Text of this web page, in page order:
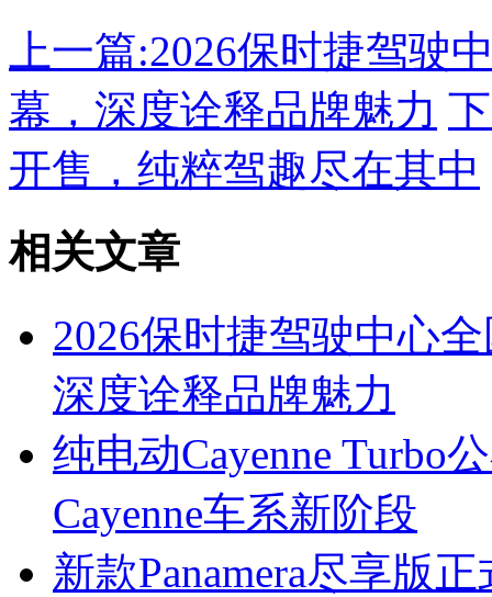
上一篇:2026保时捷驾驶
幕，深度诠释品牌魅力
开售，纯粹驾趣尽在其中
相关文章
2026保时捷驾驶中心
深度诠释品牌魅力
纯电动Cayenne Turbo
Cayenne车系新阶段
新款Panamera尽享版